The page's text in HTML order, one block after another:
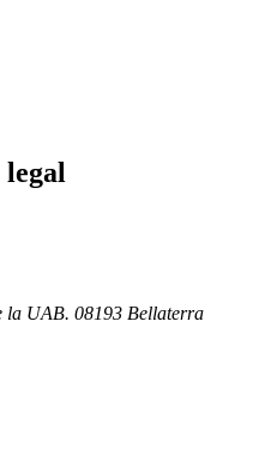
la UAB. 08193 Bellaterra